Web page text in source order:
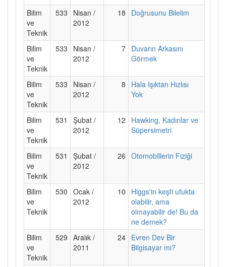
Bilim
ve
Teknik
533
Nisan /
2012
18 Doğrusunu Bilelim
Bilim
ve
Teknik
533
Nisan /
2012
7 Duvarın Arkasını
Görmek
Bilim
ve
Teknik
533
Nisan /
2012
8
Hala Işıktan Hızlısı
Yok
Bilim
ve
Teknik
531
Şubat /
2012
12
Hawking, Kadınlar ve
Süpersimetri
Bilim
ve
Teknik
531
Şubat /
2012
26 Otomobillerin Fiziği
Bilim
ve
Teknik
530 Ocak /
2012
10
Higgs'in keşfi ufukta
olabilir, ama
olmayabilir de! Bu da
ne demek?
Bilim
ve
Teknik
529 Aralık /
2011
24 Evren Dev Bir
Bilgisayar mı?